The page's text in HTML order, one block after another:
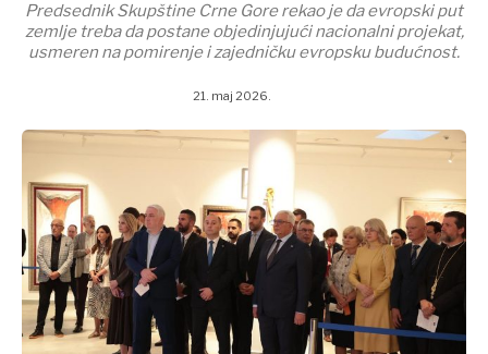
Predsednik Skupštine Crne Gore rekao je da evropski put
zemlje treba da postane objedinjujući nacionalni projekat,
usmeren na pomirenje i zajedničku evropsku budućnost.
21. maj 2026.